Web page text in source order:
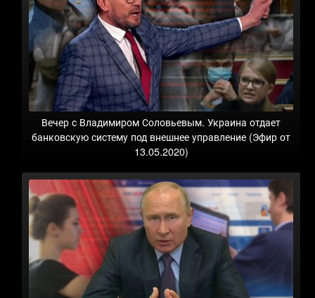
Вечер с Владимиром Соловьевым. Украина отдает
банковскую систему под внешнее управление (Эфир от
13.05.2020)